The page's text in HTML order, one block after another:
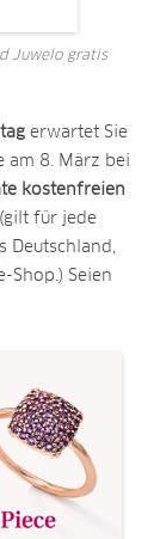
Juwelo gratis
erwartet Sie
am 8. März bei
kostenfreien
(gilt für jede
Deutschland,
Shop.) Seien